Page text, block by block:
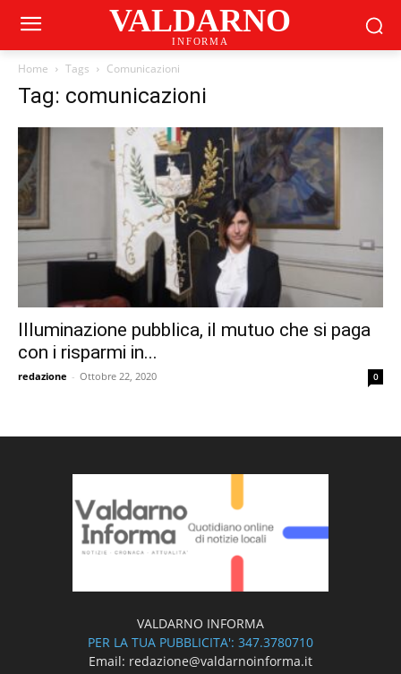
VALDARNO
INFORMA
Home Tags Comunicazioni
Tag: comunicazioni
Illuminazione pubblica, il mutuo che si paga
con i risparmi in...
redazione - Ottobre 22, 2020 0
VALDARNO INFORMA
PER LA TUA PUBBLICITA': 347.3780710
Email: redazione@valdarnoinforma.it